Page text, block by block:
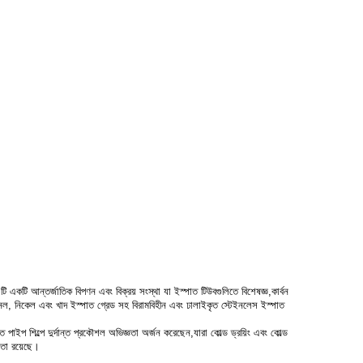
একটি আন্তর্জাতিক বিপণন এবং বিক্রয় সংস্থা যা ইস্পাত টিউবগুলিতে বিশেষজ্ঞ,কার্বন
নিকেল এবং খাদ ইস্পাত গ্রেড সহ বিরামবিহীন এবং ঢালাইকৃত স্টেইনলেস ইস্পাত
শিল্পে দুর্দান্ত প্রকৌশল অভিজ্ঞতা অর্জন করেছেন,যারা কোল্ড ড্রয়িং এবং কোল্ড
রয়েছে।